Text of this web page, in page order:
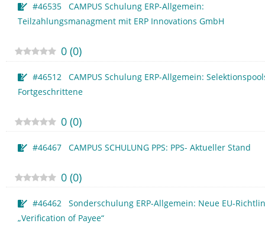
#46535 CAMPUS Schulung ERP-Allgemein:
Teilzahlungsmanagment mit ERP Innovations GmbH
0 (0)
#46512 CAMPUS Schulung ERP-Allgemein:
Fortgeschrittene
0 (0)
#46467 CAMPUS SCHULUNG PPS: PPS- Aktueller Stand
0 (0)
#46462 Sonderschulung ERP-Allgemein: Neue EU-
„Verification of Payee“